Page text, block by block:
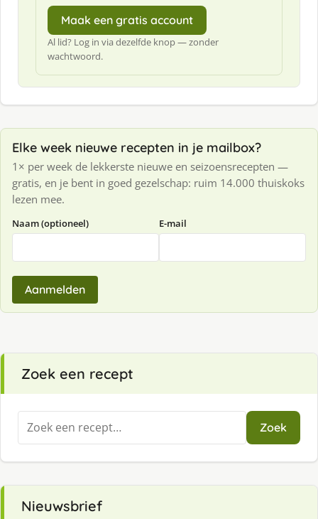
Maak een gratis account
Al lid? Log in via dezelfde knop — zonder
wachtwoord.
Elke week nieuwe recepten in je mailbox?
1× per week de lekkerste nieuwe en seizoensrecepten —
gratis, en je bent in goed gezelschap: ruim 14.000 thuiskoks
lezen mee.
Naam (optioneel) E-mail
Aanmelden
Zoek een recept
Zoeken
naar:
Zoek
Nieuwsbrief